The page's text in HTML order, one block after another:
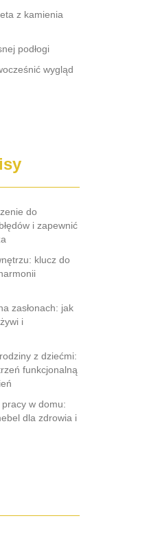
z kamienia
podłogi
wygląd
do
i zapewnić
klucz do
zasłonach: jak
i
z dziećmi:
funkcjonalną
pracy w domu:
dla zdrowia i